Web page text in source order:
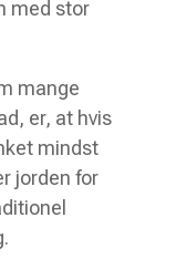
med stor
mange
er, at hvis
mindst
jorden for